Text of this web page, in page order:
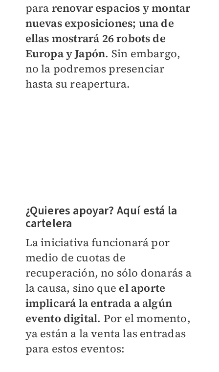
para renovar espacios y montar
nuevas exposiciones; una de
ellas mostrará 26 robots de
Europa y Japón. Sin embargo,
no la podremos presenciar
hasta su reapertura.
¿Quieres apoyar? Aquí está la
cartelera
La iniciativa funcionará por
medio de cuotas de
recuperación, no sólo donarás a
la causa, sino que el aporte
implicará la entrada a algún
evento digital. Por el momento,
ya están a la venta las entradas
para estos eventos: